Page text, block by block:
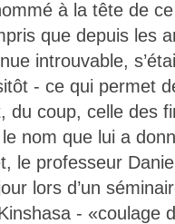
à la tête de
que depuis les
introuvable,
- ce qui permet
du coup, celle des
nom que lui a
le professeur
lors d’un
- «coulage